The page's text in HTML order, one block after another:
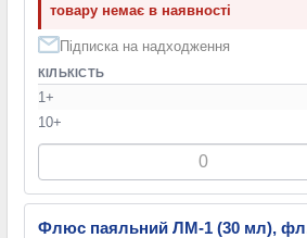
товару немає в наявності
Підписка на надходження
КІЛЬКІСТЬ
1+
10+
Флюс паяльний ЛМ-1 (30 мл), фл.